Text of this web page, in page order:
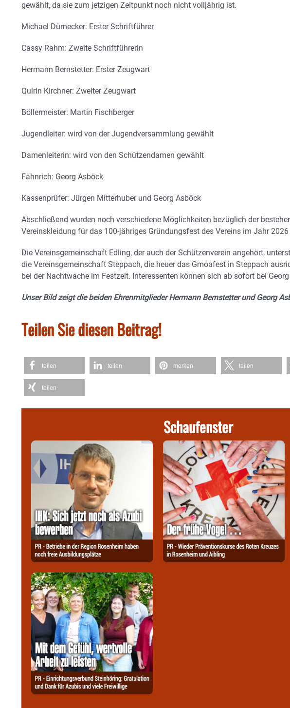
gewählt, da sie zum jetzigen Zeitpunkt noch nicht volljährig ist.
Michael Dürnecker: Erster Schriftführer
Cassy Rahm: Zweite Schriftführerin
Hermann Bernstetter: Erster Zeugwart
Quirin Kirchner: Zweiter Zeugwart
Böllermeister: Martin Fischberger
Jugendleiter: wird von der Jugendversammlung gewählt
Damenleiterin: wird von den Schützendamen gewählt
Fähnrich: Georg Asböck
Kassenprüfer: Jürgen Mitterhuber und Georg Asböck
Abschließend wurden noch verschiedene Möglichkeiten bezüglich der
Vereinskleidung für das 100-jähriges Gründungsfest des Vereins im Jahr
Die Vereinsgemeinschaft Edling, der auch der Schützenverein angehört,
die Vereinsgemeinschaft Steppach, die heuer das Gmoafest in Steppach
bei der Nachtwache im Festzelt. Interessenten können sich ab sofort bei
Unser Bild zeigt die beiden Ehrenmitglieder Hermann Bernstetter und Georg
Teilen Sie diesen Beitrag!
teilen teilen merken teilen
teilen
Schaufenster